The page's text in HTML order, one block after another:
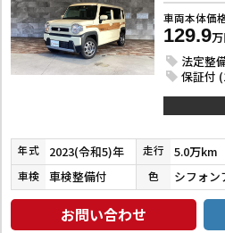
車両本体価
129.9
法定整
保証付
年式 2023(令和5)年 走行 5.0万km
車検 車検整備付 色
お問い合わせ